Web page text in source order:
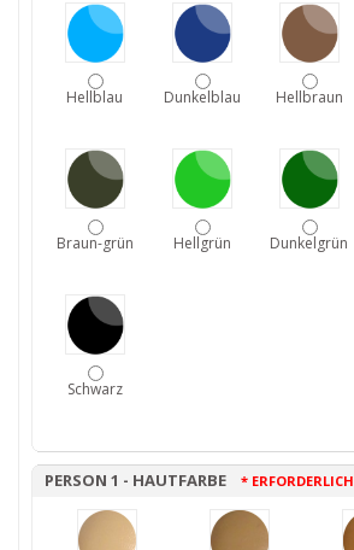
Hellblau Dunkelblau Hellbraun
Braun-grün Hellgrün Dunkelgrün
Schwarz
PERSON 1 - HAUTFARBE * ERFORDERLICH